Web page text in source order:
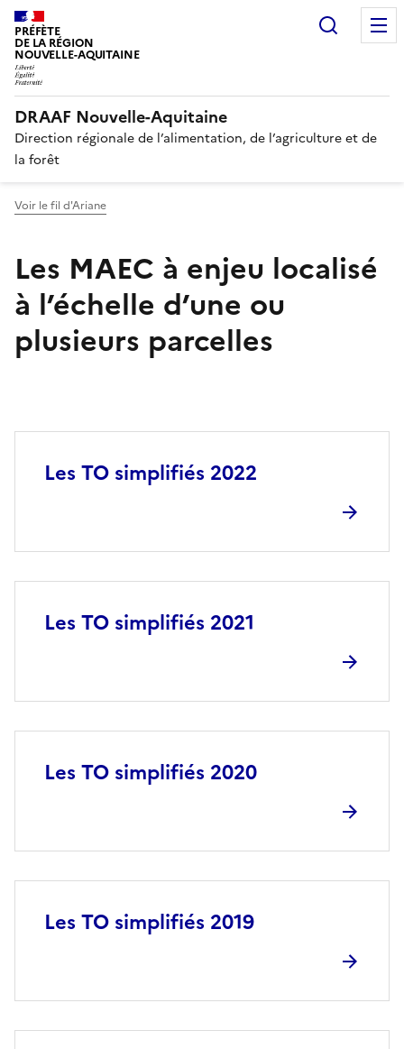
PRÉFÈTE
DE LA RÉGION
NOUVELLE-AQUITAINE
DRAAF Nouvelle-Aquitaine
Direction régionale de l’alimentation, de l’agriculture et de
la forêt
Voir le fil d'Ariane
Les MAEC à enjeu localisé
à l’échelle d’une ou
plusieurs parcelles
Les TO simplifiés 2022
Les TO simplifiés 2021
Les TO simplifiés 2020
Les TO simplifiés 2019